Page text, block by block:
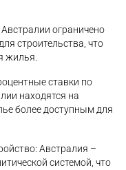
ограничено
строительства, что
жилья.
ставки по
находятся на
более доступным для
Австралия –
системой, что